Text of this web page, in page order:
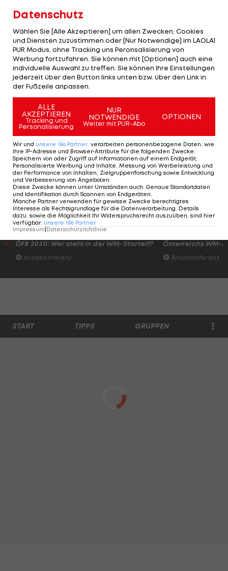
ÖFB konkrete Gespräche. Mehr gibt es dazu nicht
zu sagen."
Sofern Rangnick keine Klarheit schafft, wird das
Thema die WM-Vorbereitung begleiten.
So geht Rangnick die
WM-Generalprobe an
ÖFB-Team
Oliver Glasner: Treffen
mit AC Milan vereinbart
Serie A
ÖFB 2030: Wer steht in der WM-Startelf?
Ansakonferenz
Österreichs WM-
Ansakonferenz
Datenschutz
Wählen Sie [Alle Akzeptieren] um allen Zwecken, Cookies
und Diensten zuzustimmen oder [Nur Notwendige] im LAOLA1
PUR Modus, ohne Tracking uns Peronsalisierung von
Werbung fortzufahren. Sie können mit [Optionen] auch eine
individuelle Auswahl zu treffen. Sie können Ihre Einstellungen
jederzeit über den Button links unten bzw. über den Link in
der Fußzeile anpassen.
ALLE
AKZEPTIEREN
Tracking und
Personalisierung
NUR
NOTWENDIGE
Weiter mit PUR-Abo
OPTIONEN
Wir und unsere 186 Partner verarbeiten personenbezogene Daten, wie
Ihre IP-Adresse und Browser-Attribute für die folgenden Zwecke:
Speichern von oder Zugriff auf Informationen auf einem Endgerät;
Personalisierte Werbung und Inhalte, Messung von Werbeleistung und
der Performance von Inhalten, Zielgruppenforschung sowie Entwicklung
und Verbesserung von Angeboten.
Diese Zwecke können unter Umständen auch: Genaue Standortdaten
und Identifikation durch Scannen von Endgeräten.
Manche Partner verwenden für gewisse Zwecke berechtigtes
Interesse als Rechtsgrundlage für die Datenverarbeitung. Details
dazu, sowie die Möglichkeit Ihr Widerspruchsrecht auszuüben, sind hier
verfügbar: unsere 186 Partner
Impressum Datenschutzrichtlinie